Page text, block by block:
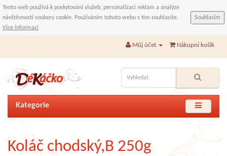
Tento web používá k poskytování služeb, personalizaci reklam a analýze
návštěvnosti soubory cookie. Používáním tohoto webu s tím souhlasíte.
Více informací
Souhlasím
Můj účet Nákupní košík
Kategorie
Koláč chodský,B 250g